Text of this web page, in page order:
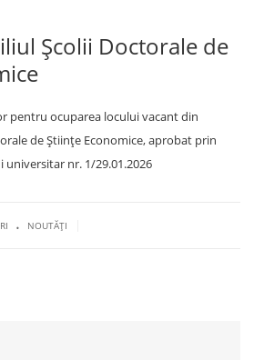
Școlii Doctorale de
pentru ocuparea locului vacant din
de Științe Economice, aprobat prin
universitar nr. 1/29.01.2026
. NOUTĂŢI